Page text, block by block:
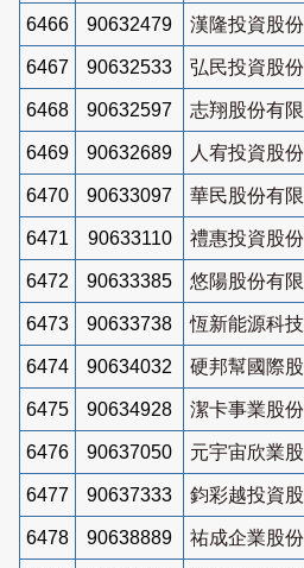
6466 90632479 漢隆投資股
6467 90632533 弘民投資股
6468 90632597 志翔股份有
6469 90632689 人宥投資股
6470 90633097 華民股份有
6471 90633110 禮惠投資股
6472 90633385 悠陽股份有
6473 90633738 恆新能源科
6474 90634032 硬邦幫國際
6475 90634928 潔卡事業股
6476 90637050 元宇宙欣業
6477 90637333 鈞彩越投資
6478 90638889 祐成企業股